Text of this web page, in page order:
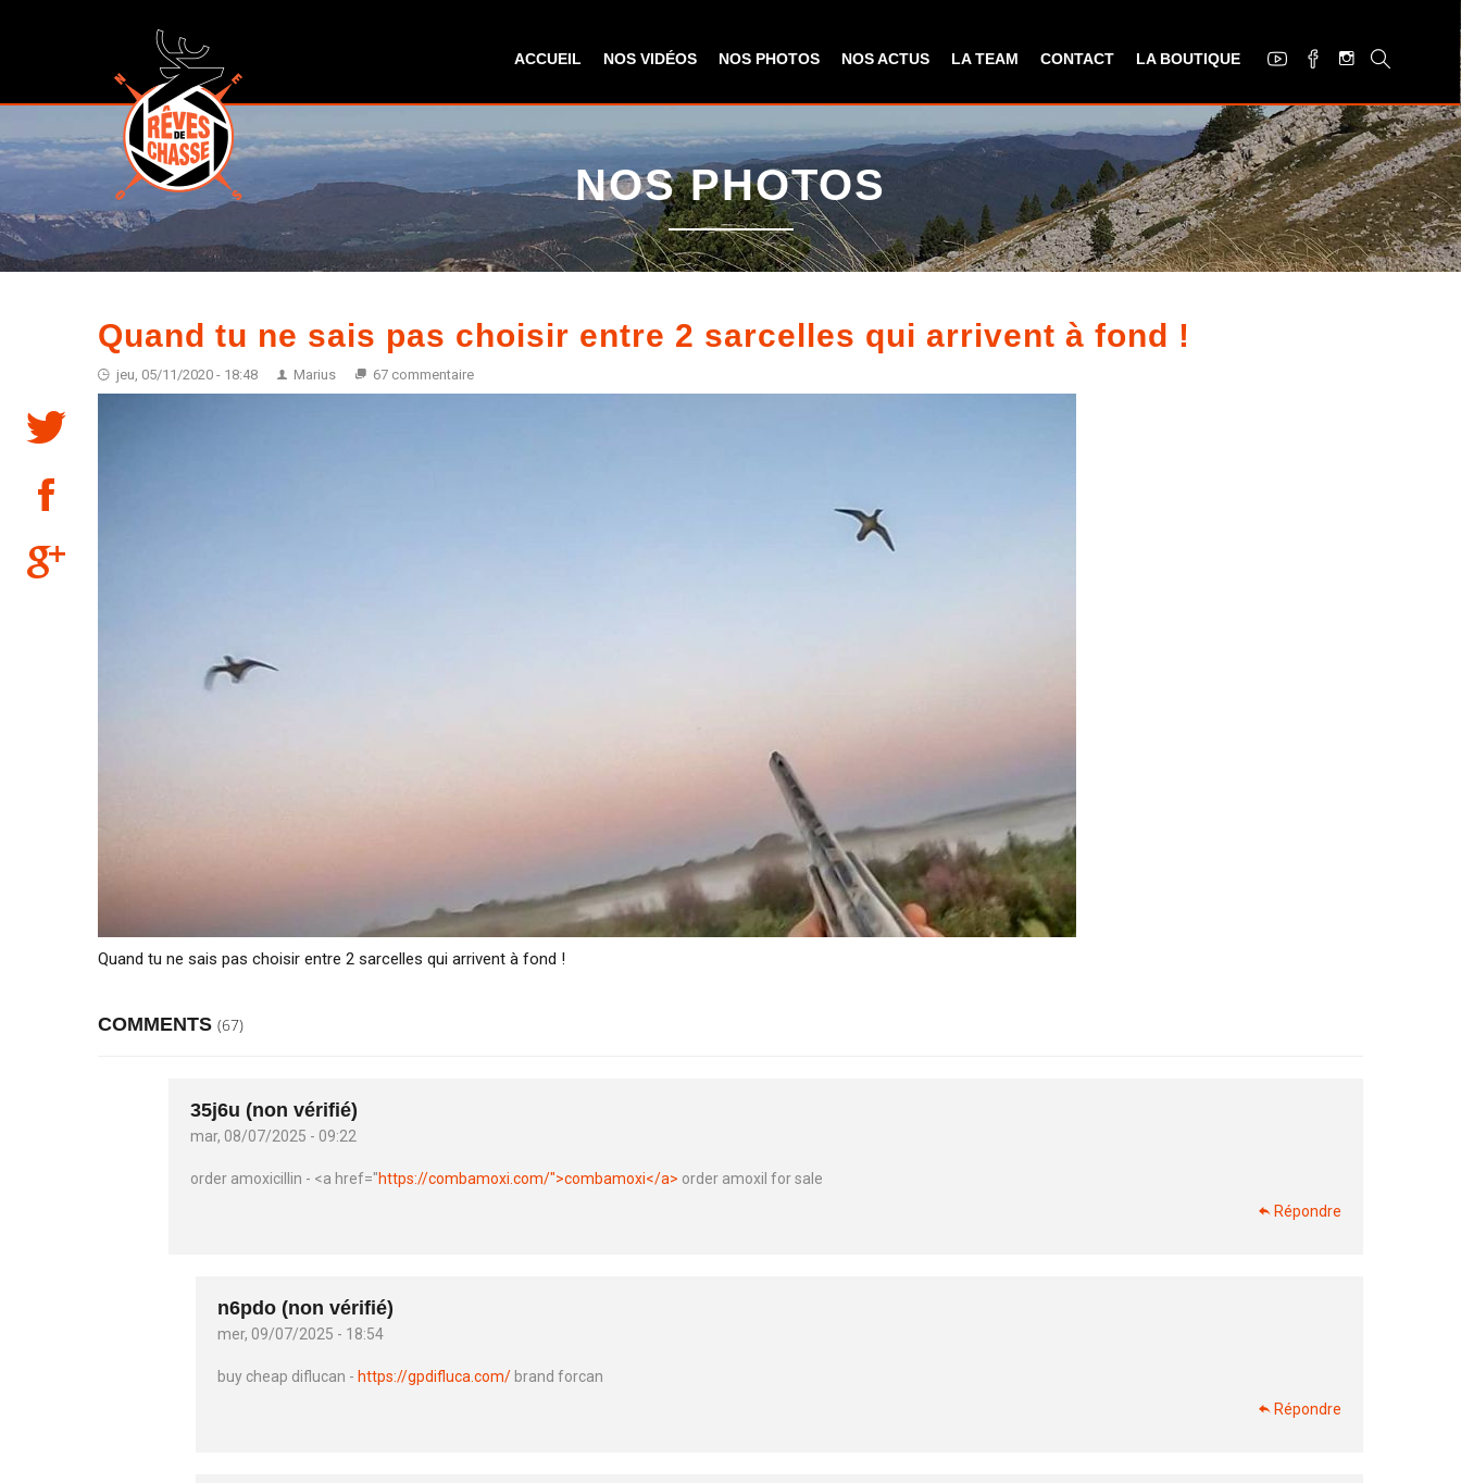
principal
ACCUEIL NOS VIDÉOS NOS PHOTOS NOS ACTUS LA TEAM CONTACT LA BOUTIQUE
NOS PHOTOS
Quand tu ne sais pas choisir entre 2 sarcelles qui arrivent à fond !
jeu, 05/11/2020 - 18:48 Marius 67 commentaire
Quand tu ne sais pas choisir entre 2 sarcelles qui arrivent à fond !
COMMENTS (67)
35j6u (non vérifié)
mar, 08/07/2025 - 09:22
order amoxicillin - <a href="https://combamoxi.com/">combamoxi</a> order amoxil for sale
Répondre
n6pdo (non vérifié)
mer, 09/07/2025 - 18:54
buy cheap diflucan - https://gpdifluca.com/ brand forcan
Répondre